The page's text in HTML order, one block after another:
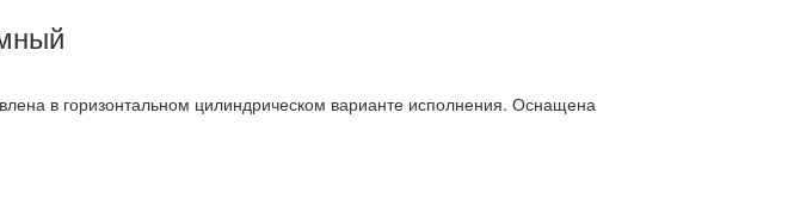
в горизонтальном цилиндрическом варианте исполнения. Оснащена